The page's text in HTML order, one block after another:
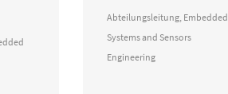
Abteilungsleitung, Embedded
Systems and Sensors
Engineering